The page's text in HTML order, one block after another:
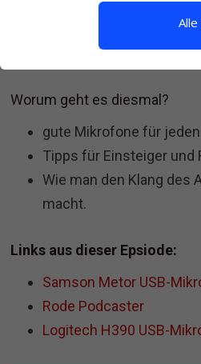
Worum geht es diesmal?
gute Mikrofone für
Tipps für Einsteiger und
Wie man den Klang des
macht.
Links aus dieser Epsiode:
Samson Metor USB-
Rode Podcaster
Logitech H390 USB-